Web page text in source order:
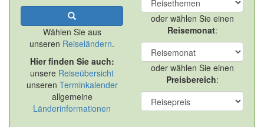
Wählen Sie aus
unseren Reiseländern.
Hier finden Sie auch:
unsere Reiseübersicht
unseren Terminkalender
allgemeine
Länderinformationen
oder wählen Sie einen
Reisemonat:
oder wählen Sie einen
Preisbereich: